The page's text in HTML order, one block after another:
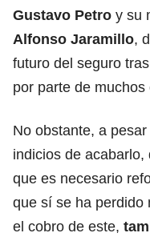
Gustavo Petro y su
Alfonso Jaramillo,
futuro del seguro
por parte de muchos
No obstante, a
indicios de
que es necesario
que sí se ha perdido
el cobro de este,